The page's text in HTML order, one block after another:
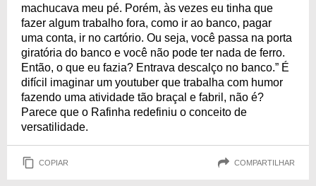
machucava meu pé. Porém, às vezes eu tinha que
fazer algum trabalho fora, como ir ao banco, pagar
uma conta, ir no cartório. Ou seja, você passa na porta
giratória do banco e você não pode ter nada de ferro.
Então, o que eu fazia? Entrava descalço no banco.” É
difícil imaginar um youtuber que trabalha com humor
fazendo uma atividade tão braçal e fabril, não é?
Parece que o Rafinha redefiniu o conceito de
versatilidade.
COPIAR COMPARTILHAR